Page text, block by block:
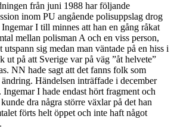
från juni 1988 har följande
inom PU angående polisuppslag drog
I till minnes att han en gång råkat
mellan polisman A och en viss person,
sig medan man väntade på en hiss i
ut på att Sverige var på väg ”åt helvete”
NN hade sagt att det fanns folk som
Händelsen inträffade i december
I hade endast hört fragment och
dra några större växlar på det han
förts helt öppet och inte haft något